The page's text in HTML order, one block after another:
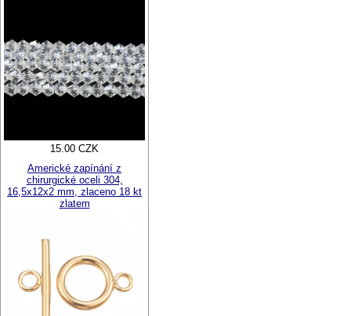
15.00 CZK
Americké zapínání z
chirurgické oceli 304,
16,5x12x2 mm, zlaceno 18 kt
zlatem